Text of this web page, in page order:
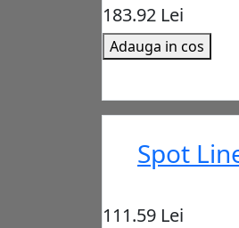
183.92 Lei
Adauga in cos
Spot
111.59 Lei